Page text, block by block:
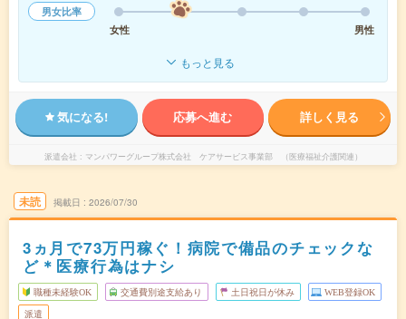
男女比率
女性
男性
もっと見る
気になる! 応募へ進む 詳しく見る
派遣会社 マンパワーグループ株式会社 ケアサービス事業部 （医療福祉介護関連）
未読 掲載日 2026/07/30
3ヵ月で73万円稼ぐ！病院で備品のチェックな
ど＊医療行為はナシ
職種未経験OK 交通費別途支給あり 土日祝日が休み WEB登録OK
派遣